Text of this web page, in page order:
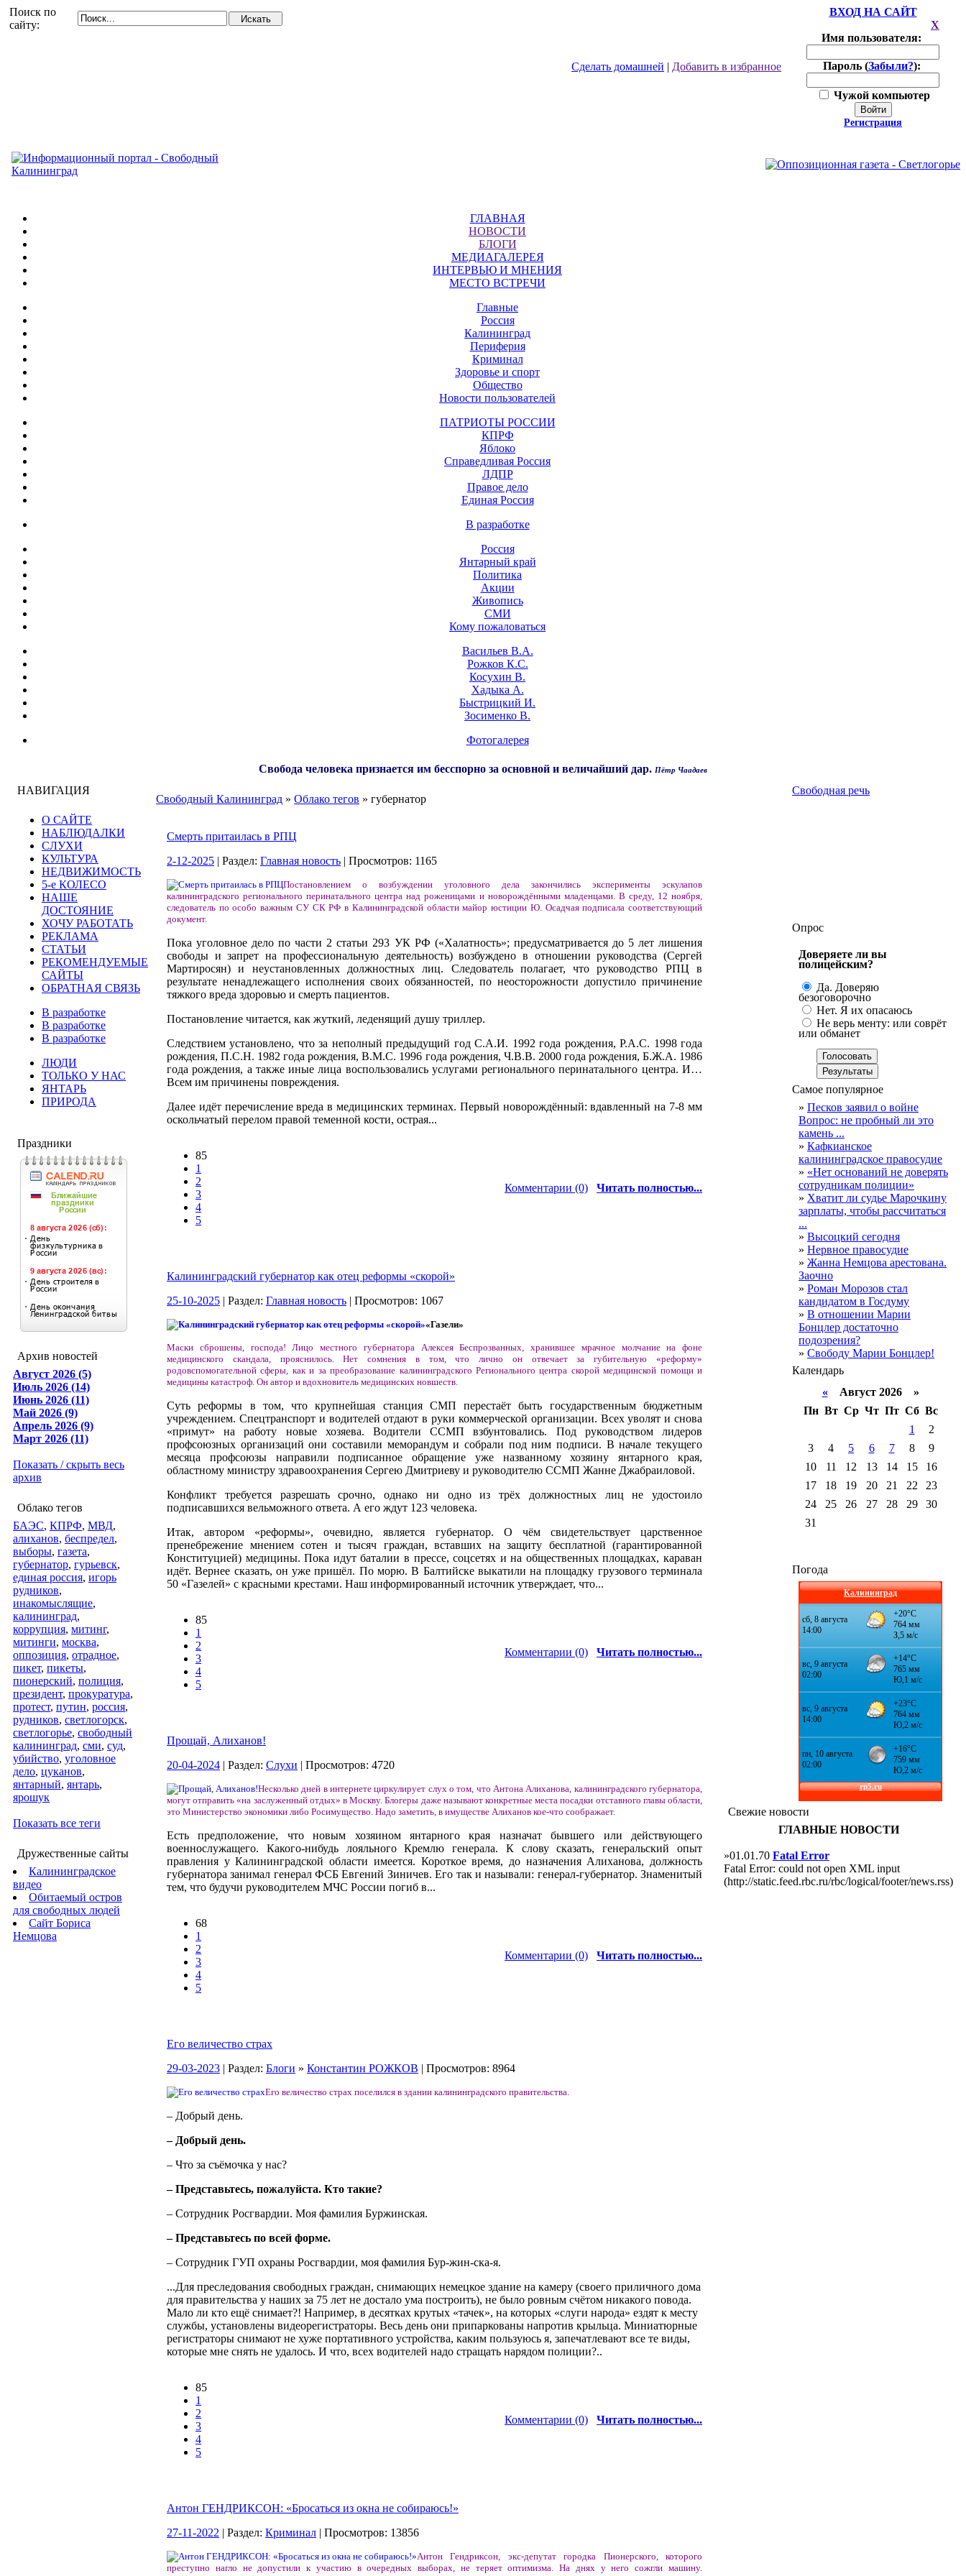
Поиск по
сайту:
Сделать домашней | Добавить в избранное
ВХОД НА САЙТ
X
Имя пользователя:
Пароль (Забыли?):
Чужой компьютер
Войти
Регистрация
ГЛАВНАЯ
НОВОСТИ
БЛОГИ
МЕДИАГАЛЕРЕЯ
ИНТЕРВЬЮ И МНЕНИЯ
МЕСТО ВСТРЕЧИ
Главные
Россия
Калининград
Периферия
Криминал
Здоровье и спорт
Общество
Новости пользователей
ПАТРИОТЫ РОССИИ
КПРФ
Яблоко
Справедливая Россия
ЛДПР
Правое дело
Единая Россия
В разработке
Россия
Янтарный край
Политика
Акции
Живопись
СМИ
Кому пожаловаться
Васильев В.А.
Рожков К.С.
Косухин В.
Хадыка А.
Быстрицкий И.
Зосименко В.
Фотогалерея
Свобода человека признается им бесспорно за основной и величайший дар. Пётр Чаадаев
НАВИГАЦИЯ
О САЙТЕ
НАБЛЮДАЛКИ
СЛУХИ
КУЛЬТУРА
НЕДВИЖИМОСТЬ
5-е КОЛЕСО
НАШЕ
ДОСТОЯНИЕ
ХОЧУ РАБОТАТЬ
РЕКЛАМА
СТАТЬИ
РЕКОМЕНДУЕМЫЕ
САЙТЫ
ОБРАТНАЯ СВЯЗЬ
В разработке
В разработке
В разработке
ЛЮДИ
ТОЛЬКО У НАС
ЯНТАРЬ
ПРИРОДА
Праздники
Архив новостей
Август 2026 (5)
Июль 2026 (14)
Июнь 2026 (11)
Май 2026 (9)
Апрель 2026 (9)
Март 2026 (11)
Показать / скрыть весь
архив
Облако тегов
БАЭС, КПРФ, МВД,
алиханов, беспредел,
выборы, газета,
губернатор, гурьевск,
единая россия, игорь
рудников,
инакомыслящие,
калининград,
коррупция, митинг,
митинги, москва,
оппозиция, отрадное,
пикет, пикеты,
пионерский, полиция,
президент, прокуратура,
протест, путин, россия,
рудников, светлогорск,
светлогорье, свободный
калининград, сми, суд,
убийство, уголовное
дело, цуканов,
янтарный, янтарь,
ярошук
Показать все теги
Дружественные сайты
Калининградское
видео
Обитаемый остров
для свободных людей
Сайт Бориса
Немцова
Свободный Калининград » Облако тегов » губернатор
Смерть притаилась в РПЦ
2-12-2025 | Раздел: Главная новость | Просмотров: 1165
Постановлением о возбуждении уголовного дела закончились эксперименты эскулапов
калининградского регионального перинатального центра над роженицами и новорождёнными младенцами. В среду, 12 ноября,
следователь по особо важным СУ СК РФ в Калининградской области майор юстиции Ю. Осадчая подписала соответствующий
документ.
Пока уголовное дело по части 2 статьи 293 УК РФ («Халатность»; предусматривается до 5 лет лишения
свободы и запрет на профессиональную деятельность) возбуждено в отношении руководства (Сергей
Мартиросян) и неустановленных должностных лиц. Следователь полагает, что руководство РПЦ в
результате ненадлежащего исполнения своих обязанностей, по неосторожности допустило причинение
тяжкого вреда здоровью и смерть пациентов.
Постановление читается, как жуткий, леденящий душу триллер.
Следствием установлено, что за неполный предыдущий год С.А.И. 1992 года рождения, Р.А.С. 1998 года
рождения, П.С.Н. 1982 года рождения, В.М.С. 1996 года рождения, Ч.В.В. 2000 года рождения, Б.Ж.А. 1986
года рождения, а также иные лица воспользовались услугами регионального перинатального центра. И…
Всем им причинены повреждения.
Далее идёт перечисление вреда в медицинских терминах. Первый новорождённый: вдавленный на 7-8 мм
оскольчатый перелом правой теменной кости, острая...
85
1
2
3
4
5
Комментарии (0) Читать полностью...
Калининградский губернатор как отец реформы «скорой»
25-10-2025 | Раздел: Главная новость | Просмотров: 1067
«Газели»
Маски сброшены, господа! Лицо местного губернатора Алексея Беспрозванных, хранившее мрачное молчание на фоне
медицинского скандала, прояснилось. Нет сомнения в том, что лично он отвечает за губительную «реформу»
родовспомогательной сферы, как и за преобразование калининградского Регионального центра скорой медицинской помощи и
медицины катастроф. Он автор и вдохновитель медицинских новшеств.
Суть реформы в том, что крупнейшая станция СМП перестаёт быть государственным бюджетным
учреждением. Спецтранспорт и водителей отдают в руки коммерческой организации. Всех уволят и снова
«примут» на работу новые хозяева. Водители ССМП взбунтовались. Под руководством лидеров
профсоюзных организаций они составили меморандум и собрали под ним подписи. В начале текущего
месяца профсоюзы направили подписанное обращение уже названному хозяину янтарного края,
областному министру здравоохранения Сергею Дмитриеву и руководителю ССМП Жанне Джабраиловой.
Конфликт требуется разрешать срочно, однако ни одно из трёх должностных лиц не удостоило
подписавшихся вельможного ответа. А его ждут 123 человека.
Итак, автором «реформы», очевидно, является губернатор. О чём свидетельствует царственное
пренебрежение мнением сотен и тысяч граждан, вставших на защиту бесплатной (гарантированной
Конституцией) медицины. Пока идут баталии в прессе, соцсетях и на общественных площадках, караван
идёт. Вернее сказать, он уже пришёл. По морю. В Балтийске выкатили на площадку грузового терминала
50 «Газелей» с красными крестами. Наш информированный источник утверждает, что...
85
1
2
3
4
5
Комментарии (0) Читать полностью...
Прощай, Алиханов!
20-04-2024 | Раздел: Слухи | Просмотров: 4720
Несколько дней в интернете циркулирует слух о том, что Антона Алиханова, калининградского губернатора,
могут отправить «на заслуженный отдых» в Москву. Блогеры даже называют конкретные места посадки отставного главы области,
это Министерство экономики либо Росимущество. Надо заметить, в имуществе Алиханов кое-что соображает.
Есть предположение, что новым хозяином янтарного края назначат бывшего или действующего
военнослужащего. Какого-нибудь лояльного Кремлю генерала. К слову сказать, генеральский опыт
правления у Калининградской области имеется. Короткое время, до назначения Алиханова, должность
губернатора занимал генерал ФСБ Евгений Зиничев. Его так и называли: генерал-губернатор. Знаменитый
тем, что будучи руководителем МЧС России погиб в...
68
1
2
3
4
5
Комментарии (0) Читать полностью...
Его величество страх
29-03-2023 | Раздел: Блоги » Константин РОЖКОВ | Просмотров: 8964
Его величество страх поселился в здании калининградского правительства.
– Добрый день.
– Добрый день.
– Что за съёмочка у нас?
– Представьтесь, пожалуйста. Кто такие?
– Сотрудник Росгвардии. Моя фамилия Буржинская.
– Представьтесь по всей форме.
– Сотрудник ГУП охраны Росгвардии, моя фамилия Бур-жин-ска-я.
...Для преследования свободных граждан, снимающих немецкое здание на камеру (своего приличного дома
для правительства у наших за 75 лет не достало ума построить), не было ровным счётом никакого повода.
Мало ли кто ещё снимает?! Например, в десятках крутых «тачек», на которых «слуги народа» ездят к месту
службы, установлены видеорегистраторы. Весь день они припаркованы напротив крыльца. Миниатюрные
регистраторы снимают не хуже портативного устройства, каким пользуюсь я, запечатлевают все те виды,
которые мне снять не удалось. И что, всех водителей надо стращать нарядом полиции?..
85
1
2
3
4
5
Комментарии (0) Читать полностью...
Антон ГЕНДРИКСОН: «Бросаться из окна не собираюсь!»
27-11-2022 | Раздел: Криминал | Просмотров: 13856
Антон Гендриксон, экс-депутат городка Пионерского, которого
преступно нагло не допустили к участию в очередных выборах, не теряет оптимизма. На днях у него сожгли машину.
Свободная речь
Опрос
Доверяете ли вы
полицейским?
Да. Доверяю
безоговорочно
Нет. Я их опасаюсь
Не верь менту: или соврёт
или обманет
Самое популярное
» Песков заявил о войне
Вопрос: не пробный ли это
камень ...
» Кафкианское
калининградское правосудие
» «Нет оснований не доверять
сотрудникам полиции»
» Хватит ли судье Марочкину
зарплаты, чтобы рассчитаться
...
» Высоцкий сегодня
» Нервное правосудие
» Жанна Немцова арестована.
Заочно
» Роман Морозов стал
кандидатом в Госдуму
» В отношении Марии
Бонцлер достаточно
подозрения?
» Свободу Марии Бонцлер!
Календарь
«Август 2026 »
Пн Вт Ср Чт Пт Сб Вс
1
2
3
4 5 6 7 8
9
10
11 12 13 14 15
16
17
18 19 20 21 22
23
24
25 26 27 28 29
30
31
Погода
Калининград
Свежие новости
ГЛАВНЫЕ НОВОСТИ
»01.01.70 Fatal Error
Fatal Error: could not open XML input
(http://static.feed.rbc.ru/rbc/logical/footer/news.rss)